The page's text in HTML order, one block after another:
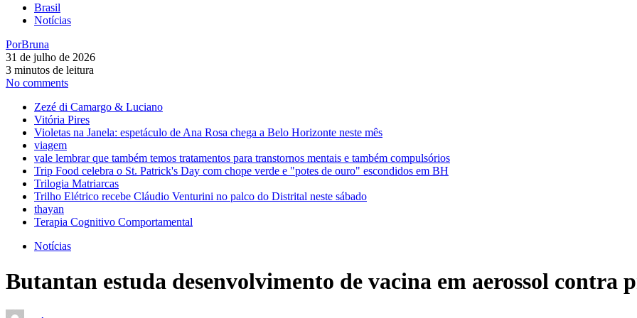
Brasil
Notícias
PorBruna
31 de julho de 2026
3 minutos de leitura
No comments
Zezé di Camargo & Luciano
Vitória Pires
Violetas na Janela: espetáculo de Ana Rosa chega a Belo Horizonte neste mês
viagem
vale lembrar que também temos tratamentos para transtornos mentais e também compulsórios
Trip Food celebra o St. Patrick's Day com chope verde e "potes de ouro" escondidos em BH
Trilogia Matriarcas
Trilho Elétrico recebe Cláudio Venturini no palco do Distrital neste sábado
thayan
Terapia Cognitivo Comportamental
Notícias
Butantan estuda desenvolvimento de vacina em aerossol contra